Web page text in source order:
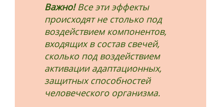
Важно! Все эти эффекты
происходят не столько под
воздействием компонентов,
входящих в состав свечей,
сколько под воздействием
активации адаптационных,
защитных способностей
человеческого организма.